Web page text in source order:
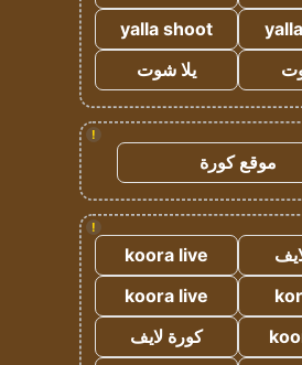
yalla shoot
يلا شوت
!
موقع كورة
!
koora live
koora live
كورة لايف